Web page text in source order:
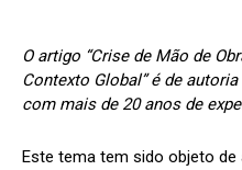
O artigo “Crise de Mão de
Contexto Global” é de autoria
com mais de 20 anos de
Este tema tem sido objeto